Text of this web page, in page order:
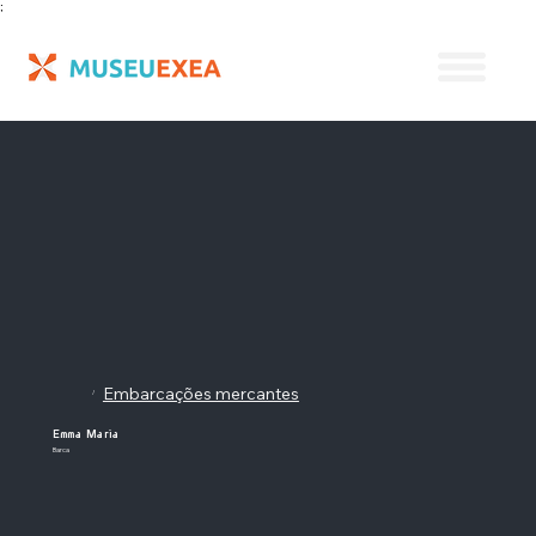
;
/ Embarcações mercantes
Emma Maria
Barca